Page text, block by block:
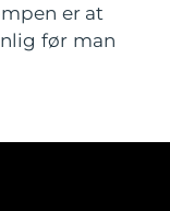
er at
før man